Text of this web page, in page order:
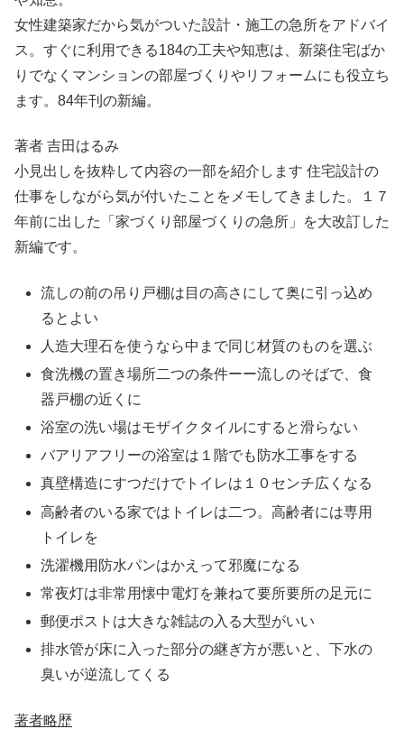
女性建築家だから気がついた設計・施工の急所をアドバイ
ス。すぐに利用できる184の工夫や知恵は、新築住宅ばか
りでなくマンションの部屋づくりやリフォームにも役立ち
ます。84年刊の新編。
著者 吉田はるみ
小見出しを抜粋して内容の一部を紹介します 住宅設計の
仕事をしながら気が付いたことをメモしてきました。１７
年前に出した「家づくり部屋づくりの急所」を大改訂した
新編です。
流しの前の吊り戸棚は目の高さにして奥に引っ込め
るとよい
人造大理石を使うなら中まで同じ材質のものを選ぶ
食洗機の置き場所二つの条件ーー流しのそばで、食
器戸棚の近くに
浴室の洗い場はモザイクタイルにすると滑らない
バアリアフリーの浴室は１階でも防水工事をする
真壁構造にすつだけでトイレは１０センチ広くなる
高齢者のいる家ではトイレは二つ。高齢者には専用
トイレを
洗濯機用防水パンはかえって邪魔になる
常夜灯は非常用懐中電灯を兼ねて要所要所の足元に
郵便ポストは大きな雑誌の入る大型がいい
排水管が床に入った部分の継ぎ方が悪いと、下水の
臭いが逆流してくる
著者略歴